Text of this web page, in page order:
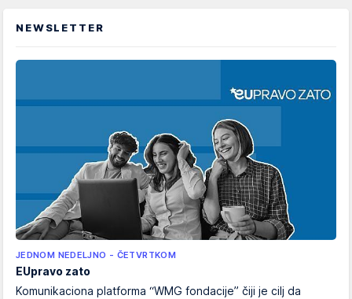
NEWSLETTER
JEDNOM NEDELJNO - ČETVRTKOM
EUpravo zato
Komunikaciona platforma “WMG fondacije” čiji je cilj da